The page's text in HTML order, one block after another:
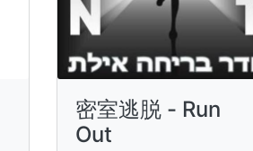
密室逃脱 - Run
Out